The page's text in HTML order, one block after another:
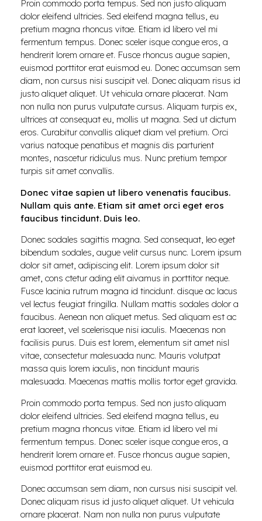
Proin commodo porta tempus. Sed non justo aliquam
dolor eleifend ultricies. Sed eleifend magna tellus, eu
pretium magna rhoncus vitae. Etiam id libero vel mi
fermentum tempus. Donec sceler isque congue eros, a
hendrerit lorem ornare et. Fusce rhoncus augue sapien,
euismod porttitor erat euismod eu. Donec accumsan sem
diam, non cursus nisi suscipit vel. Donec aliquam risus id
justo aliquet aliquet. Ut vehicula ornare placerat. Nam
non nulla non purus vulputate cursus. Aliquam turpis ex,
ultrices at consequat eu, mollis ut magna. Sed ut dictum
eros. Curabitur convallis aliquet diam vel pretium. Orci
varius natoque penatibus et magnis dis parturient
montes, nascetur ridiculus mus. Nunc pretium tempor
turpis sit amet convallis.
Donec vitae sapien ut libero venenatis faucibus.
Nullam quis ante. Etiam sit amet orci eget eros
faucibus tincidunt. Duis leo.
Donec sodales sagittis magna. Sed consequat, leo eget
bibendum sodales, augue velit cursus nunc. Lorem ipsum
dolor sit amet, adipiscing elit. Lorem ipsum dolor sit
amet, cons ctetur ading elit aivamus in porttitor neque.
Fusce lacinia rutrum magna id tincidunt. disque ac lacus
vel lectus feugiat fringilla. Nullam mattis sodales dolor a
faucibus. Aenean non aliquet metus. Sed aliquam est ac
erat laoreet, vel scelerisque nisi iaculis. Maecenas non
facilisis purus. Duis est lorem, elementum sit amet nisl
vitae, consectetur malesuada nunc. Mauris volutpat
massa quis lorem iaculis, non tincidunt mauris
malesuada. Maecenas mattis mollis tortor eget gravida.
Proin commodo porta tempus. Sed non justo aliquam
dolor eleifend ultricies. Sed eleifend magna tellus, eu
pretium magna rhoncus vitae. Etiam id libero vel mi
fermentum tempus. Donec sceler isque congue eros, a
hendrerit lorem ornare et. Fusce rhoncus augue sapien,
euismod porttitor erat euismod eu.
Donec accumsan sem diam, non cursus nisi suscipit vel.
Donec aliquam risus id justo aliquet aliquet. Ut vehicula
ornare placerat. Nam non nulla non purus vulputate